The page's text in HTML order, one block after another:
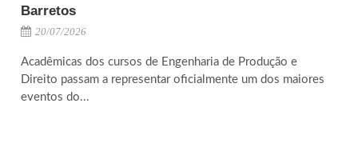
Barretos
20/07/2026
Acadêmicas dos cursos de Engenharia de Produção e
Direito passam a representar oficialmente um dos maiores
eventos do...